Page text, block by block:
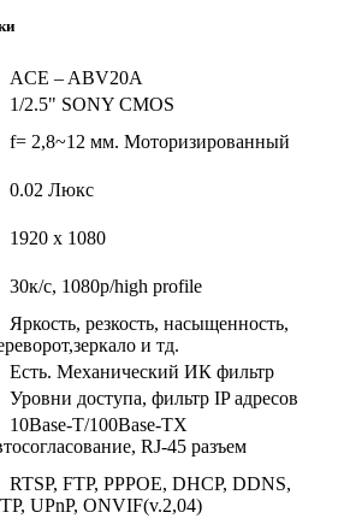
– ABV20A
2.5" SONY CMOS
2,8~12 мм. Моторизированный
Люкс
х 1080
с, 1080p/high profile
резкость, насыщенность,
и тд.
Механический ИК фильтр
доступа, фильтр IP адресов
T/100Base-TX
RJ-45 разъем
FTP, PPPOE, DHCP, DDNS,
UPnP, ONVIF(v.2,04)